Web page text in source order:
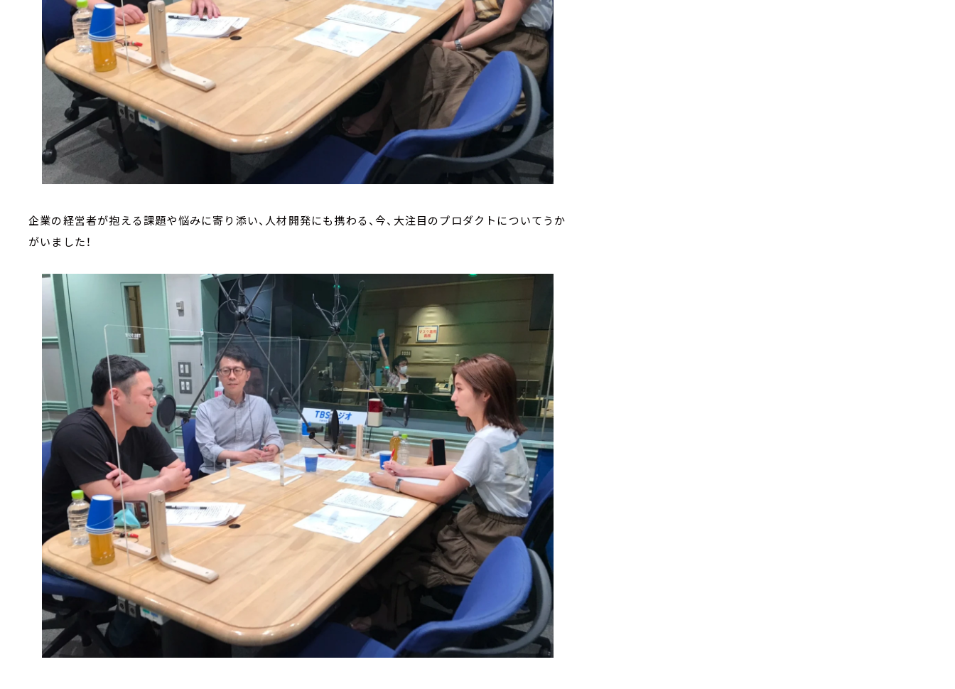
企業の経営者が抱える課題や悩みに寄り添い、人材開発にも携わる、今、大注目のプロダクトについてうか
がいました！